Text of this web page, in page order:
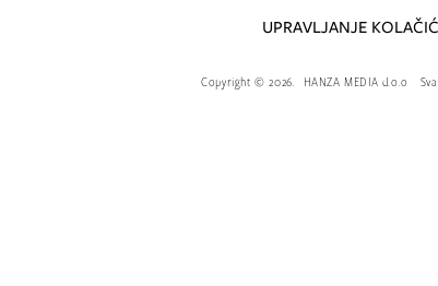
UPRAVLJANJE
Copyright© 2026. HANZA MEDIA d.o.o